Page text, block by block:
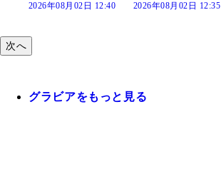
2026年08月02日 12:35 2026年08月02日 12:30
次へ
グラビアをもっと見る